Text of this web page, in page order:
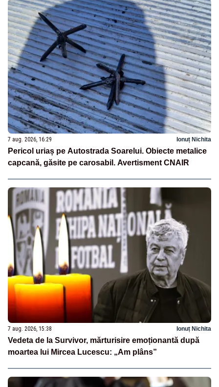
7 aug. 2026, 16:29 Ionuț Nichita
Pericol uriaș pe Autostrada Soarelui. Obiecte metalice
capcană, găsite pe carosabil. Avertisment CNAIR
7 aug. 2026, 15:38 Ionuț Nichita
Vedeta de la Survivor, mărturisire emoționantă după
moartea lui Mircea Lucescu: „Am plâns”